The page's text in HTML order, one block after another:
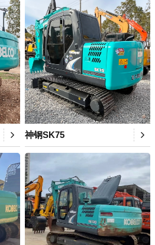
神钢SK75